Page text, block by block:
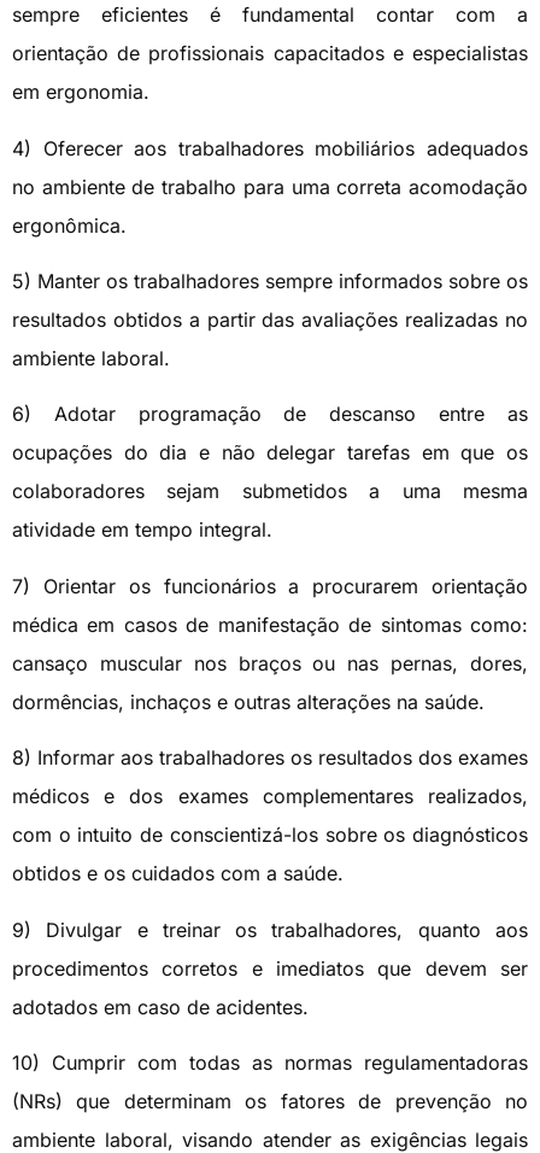
sempre eficientes é fundamental contar com a
orientação de profissionais capacitados e especialistas
em ergonomia.
4) Oferecer aos trabalhadores mobiliários adequados
no ambiente de trabalho para uma correta acomodação
ergonômica.
5) Manter os trabalhadores sempre informados sobre os
resultados obtidos a partir das avaliações realizadas no
ambiente laboral.
6) Adotar programação de descanso entre as
ocupações do dia e não delegar tarefas em que os
colaboradores sejam submetidos a uma mesma
atividade em tempo integral.
7) Orientar os funcionários a procurarem orientação
médica em casos de manifestação de sintomas como:
cansaço muscular nos braços ou nas pernas, dores,
dormências, inchaços e outras alterações na saúde.
8) Informar aos trabalhadores os resultados dos exames
médicos e dos exames complementares realizados,
com o intuito de conscientizá-los sobre os diagnósticos
obtidos e os cuidados com a saúde.
9) Divulgar e treinar os trabalhadores, quanto aos
procedimentos corretos e imediatos que devem ser
adotados em caso de acidentes.
10) Cumprir com todas as normas regulamentadoras
(NRs) que determinam os fatores de prevenção no
ambiente laboral, visando atender as exigências legais